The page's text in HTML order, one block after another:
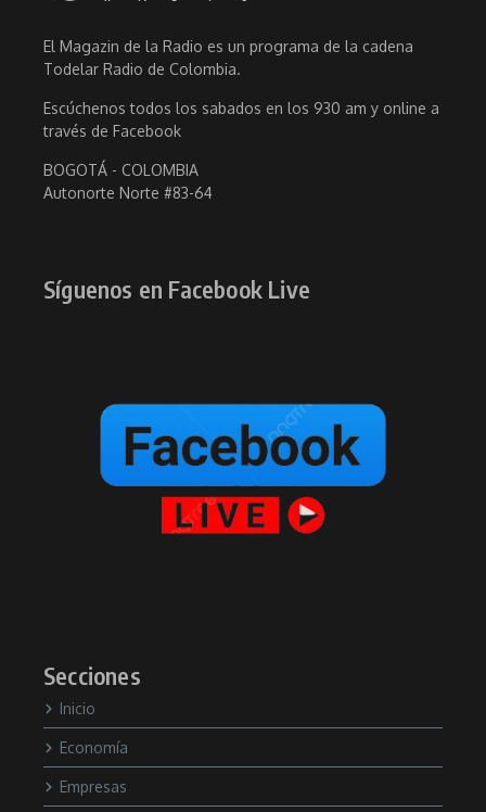
El Magazin de la Radio es un programa de la cadena
Todelar Radio de Colombia.
Escúchenos todos los sabados en los 930 am y online a
través de Facebook
BOGOTÁ - COLOMBIA
Autonorte Norte #83-64
Síguenos en Facebook Live
Secciones
Inicio
Economía
Empresas